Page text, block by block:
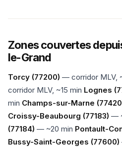
Zones couvertes
le-Grand
Torcy (77200) — corridor MLV,
corridor MLV, ~15 min Lognes
min Champs-sur-Marne
Croissy-Beaubourg (77183) —
(77184) — ~20 min Pontault-
Bussy-Saint-Georges (77600)